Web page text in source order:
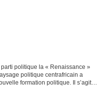
politique la « Renaissance »
politique centrafricain a
formation politique. Il s’agit